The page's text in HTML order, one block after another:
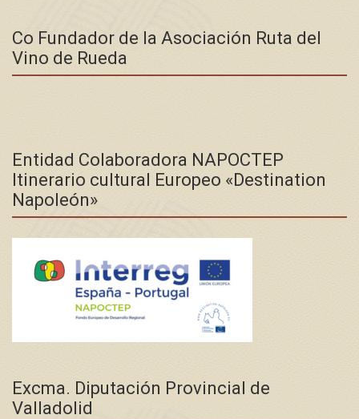
Co Fundador de la Asociación Ruta del
Vino de Rueda
Entidad Colaboradora NAPOCTEP
Itinerario cultural Europeo «Destination
Napoleón»
Excma. Diputación Provincial de
Valladolid